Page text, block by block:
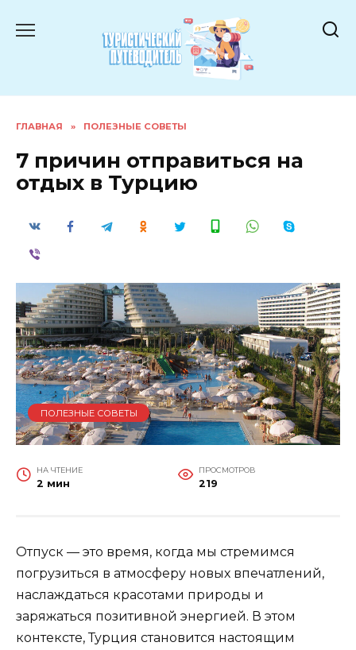
ГЛАВНАЯ » ПОЛЕЗНЫЕ СОВЕТЫ
7 причин отправиться на
отдых в Турцию
ПОЛЕЗНЫЕ СОВЕТЫ
НА ЧТЕНИЕ
2 мин
ПРОСМОТРОВ
219
Отпуск — это время, когда мы стремимся
погрузиться в атмосферу новых впечатлений,
наслаждаться красотами природы и
заряжаться позитивной энергией. В этом
контексте, Турция становится настоящим